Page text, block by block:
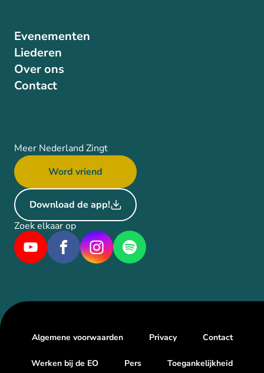
Evenementen
Liederen
Over ons
Contact
Meer Nederland Zingt
Word vriend
Download de app!
Zoek elkaar op
Algemene voorwaarden Privacy Contact
Werken bij de EO Pers Toegankelijkheid